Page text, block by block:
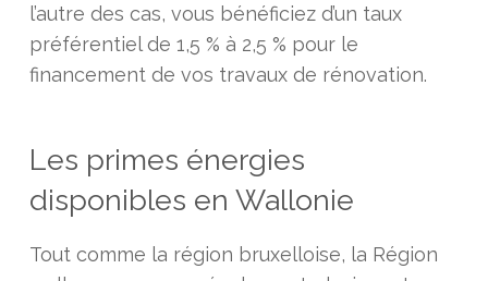
l’autre des cas, vous bénéficiez d’un taux
préférentiel de 1,5 % à 2,5 % pour le
financement de vos travaux de rénovation.
Les primes énergies
disponibles en Wallonie
Tout comme la région bruxelloise, la Région